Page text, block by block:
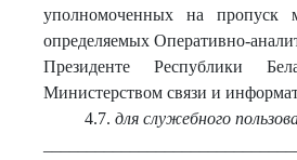
уполномоченных на пропуск
определяемых Оперативно-
Президенте Республики
Министерством связи и
4.7. для служебного